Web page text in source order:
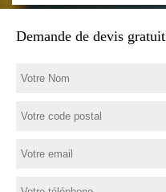
Demande de devis gratuit